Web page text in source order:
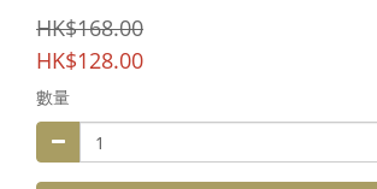
HK$168.00
HK$128.00
數量